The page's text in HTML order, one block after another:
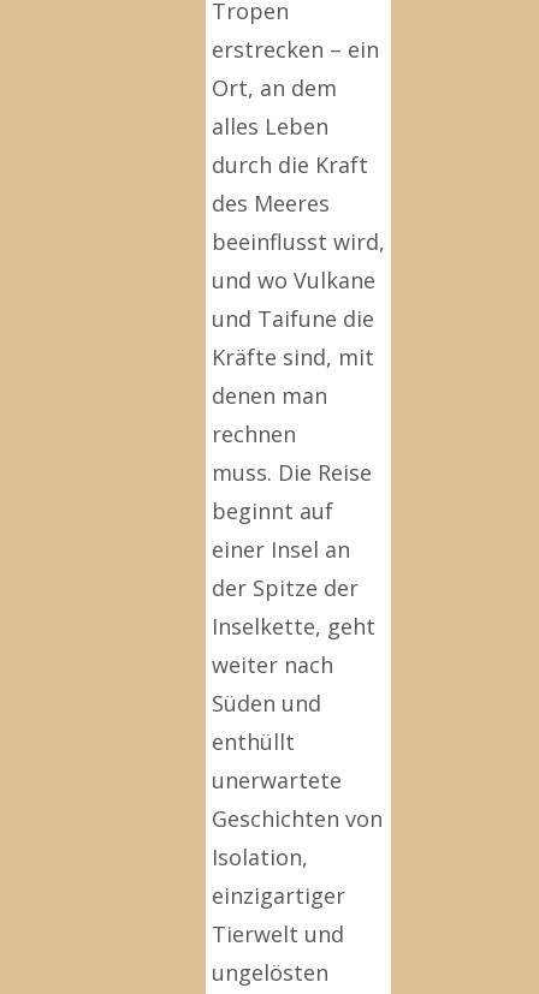
Tropen
erstrecken – ein
Ort, an dem
alles Leben
durch die Kraft
des Meeres
beeinflusst wird,
und wo Vulkane
und Taifune die
Kräfte sind, mit
denen man
rechnen
muss. Die Reise
beginnt auf
einer Insel an
der Spitze der
Inselkette, geht
weiter nach
Süden und
enthüllt
unerwartete
Geschichten von
Isolation,
einzigartiger
Tierwelt und
ungelösten